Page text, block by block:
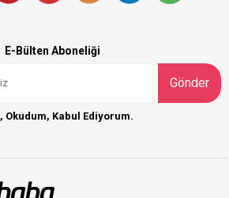
E-Bülten Aboneliği
Gönder
, Okudum, Kabul Ediyorum.